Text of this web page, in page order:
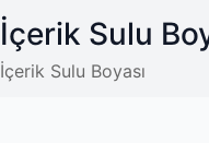
İçerik Sulu
İçerik Sulu Boyası